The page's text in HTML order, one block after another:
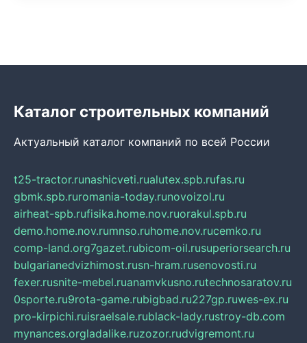
Каталог строительных компаний
Актуальный каталог компаний по всей России
t25-tractor.runashicveti.rualutex.spb.rufas.ru
gbmk.spb.ruromania-today.runovoizol.ru
airheat-spb.rufisika.home.nov.ruorakul.spb.ru
demo.home.nov.rumnso.ruhome.nov.rucemko.ru
comp-land.org7gazet.rubicom-oil.rusuperiorsearch.ru
bulgarianedvizhimost.rusn-hram.rusenovosti.ru
fexer.rusnite-mebel.ruanamvkusno.rutechnosaratov.ru
0sporte.ru9rota-game.rubigbad.ru227gp.ruwes-ex.ru
pro-kirpichi.ruisraelsale.rublack-lady.rustroy-db.com
mynances.orgladalike.ruzozor.rudvigremont.ru